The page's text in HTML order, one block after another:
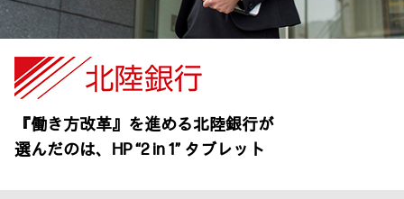
『働き方改革』を進める北陸銀行が
選んだのは、HP “2 in 1” タブレット